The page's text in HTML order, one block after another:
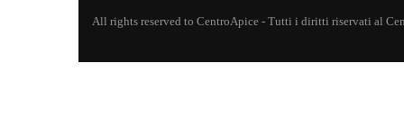
All rights reserved to CentroApice - Tutti i diritti riservati al